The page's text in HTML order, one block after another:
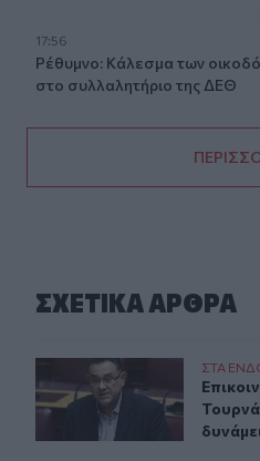
17:56
Ρέθυμνο: Κάλεσμα των
στο συλλαλητήριο της ΔΕΘ
ΣΧΕΤΙΚA AΡΘΡΑ
Επικοινωνία Συντυχάκη
ΣΤΑ